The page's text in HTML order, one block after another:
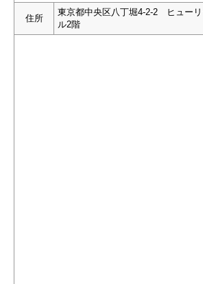
住所
東京都中央区八丁堀4-2-2 ヒュー
ル2階